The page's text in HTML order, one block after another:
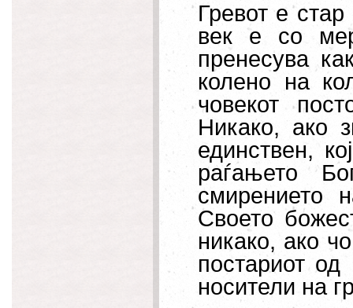
Гревот е стар
век е со
пренесува
колено на
човекот
Никако, ако
единствен,
раѓањето
смирението
Своето
никако, ако
постариот од
носители на